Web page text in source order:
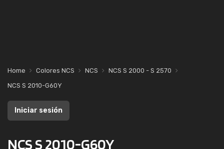
Home Colores NCS NCS
NCS S 2000 - S 2570
NCS S 2010-G60Y
Iniciar sesión
NCS S 2010-G60Y